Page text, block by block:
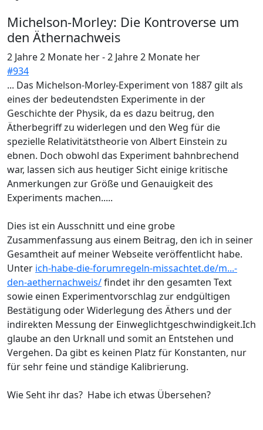
Michelson-Morley: Die Kontroverse um
den Äthernachweis
2 Jahre 2 Monate her-2 Jahre 2 Monate her
#934
... Das Michelson-Morley-Experiment von 1887 gilt als
eines der bedeutendsten Experimente in der
Geschichte der Physik, da es dazu beitrug, den
Ätherbegriff zu widerlegen und den Weg für die
spezielle Relativitätstheorie von Albert Einstein zu
ebnen. Doch obwohl das Experiment bahnbrechend
war, lassen sich aus heutiger Sicht einige kritische
Anmerkungen zur Größe und Genauigkeit des
Experiments machen.....
Dies ist ein Ausschnitt und eine grobe
Zusammenfassung aus einem Beitrag, den ich in seiner
Gesamtheit auf meiner Webseite veröffentlicht habe.
Unter ich-habe-die-forumregeln-missachtet.de/m...-
den-aethernachweis/findet ihr den gesamten Text
sowie einen Experimentvorschlag zur endgültigen
Bestätigung oder Widerlegung des Äthers und der
indirekten Messung der Einweglichtgeschwindigkeit.Ich
glaube an den Urknall und somit an Entstehen und
Vergehen. Da gibt es keinen Platz für Konstanten, nur
für sehr feine und ständige Kalibrierung.
Wie Seht ihr das? Habe ich etwas Übersehen?